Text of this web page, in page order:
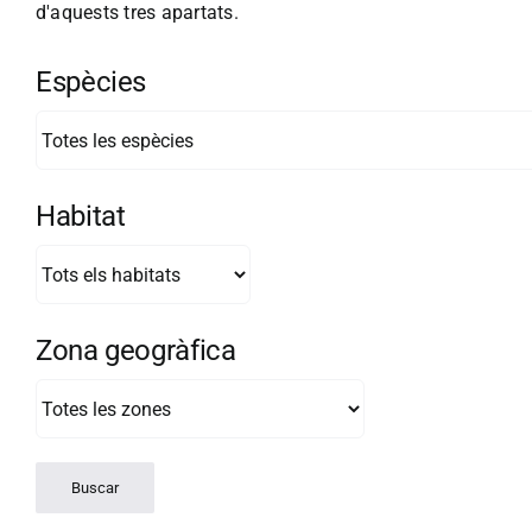
d'aquests tres apartats.
Espècies
Habitat
Zona geogràfica